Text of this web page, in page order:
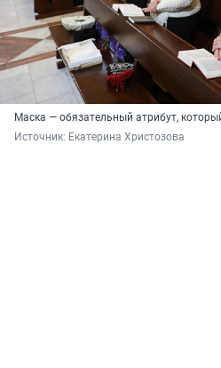
Маска — обязательный атрибут,
Источник: Екатерина Христозова